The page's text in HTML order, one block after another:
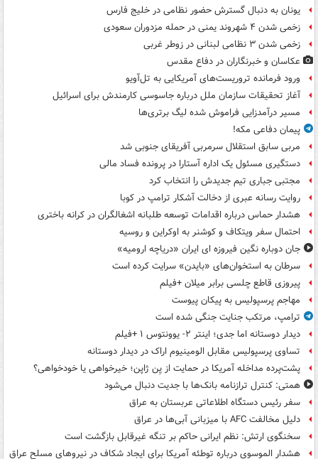
یونان به دنبال گسترش حضور نظامی در خلیج فارس
زخمی شدن ۴ شهروند یمنی در حمله مزدوران سعودی
زخمی شدن ۳ نظامی لبنانی در زوطر غربی
عکاسان و خبرنگاران در دفاع مقدس
ورود فرمانده تروریست‌های آمریکایی به تل‌آویو
آغاز تحقیقات سازمان ملل درباره جاسوسی کارمندش برای اسرائیل
مسیر درآمدزایی فراموش شده لیگ برتری‌ها
پیمان دفاعی مکه!
مربی سابق استقلال سرمربی آفریقای جنوبی شد
دستگیری مسئول یک اداره آستارا در پرونده فساد مالی
مجتبی جباری تیم جدیدش را انتخاب کرد
روایت رسانه عبری از دخالت آشکار ترامپ در کوبا
هشدار حماس درباره اقدامات توسعه طلبانه اشغالگران در کرانه باختری
احتمال سفر ویتکاف و کوشنر به اوکراین و روسیه
جان دوباره نگین فیروزه ای ایران «دریاچه ارومیه»
سرطان به استخوان‌های «بایدن» سرایت کرده است
پیروزی قاطع چلسی برابر میلان +فیلم
مهاجم پرسپولیس به پیکان پیوست
ترامپ، مرتکب جنایت جنگی شده است
دیدار دوستانه اما جدی؛ اینتر ۲- یوونتوس ۱ +فیلم
تساوی پرسپولیس مقابل الومینیوم اراک در دیدار دوستانه
پشت‌پرده مداخله آمریکا در حمایت از یِن ژاپن؛ خیرخواهی یا خودخواهی؟
همتی: کنترل ترازنامه بانک‌ها با جدیت دنبال می‌شود
سفر رئیس دستگاه اطلاعاتی عربستان به عراق
دلیل مخالفت AFC با میزبانی آبی‌ها در عراق
سخنگوی ارتش: نظم ایرانی حاکم بر تنگه غیرقابل بازگشت است
هشدار الموسوی درباره توطئه آمریکا برای ایجاد شکاف در نیروهای مسلح عراق